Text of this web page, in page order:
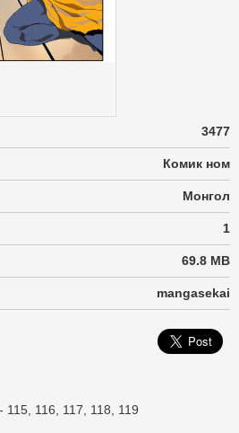
3477
Комик ном
Монгол
1
69.8 MB
mangasekai
115, 116, 117, 118, 119